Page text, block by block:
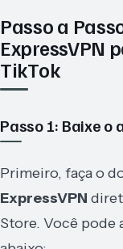
Passo a
ExpressVPN
TikTok
Passo 1: Baixe o
Primeiro, faça o
ExpressVPN
Store. Você pode